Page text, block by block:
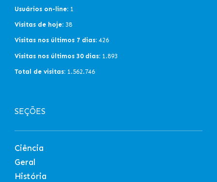
Usuários on-line: 1
Visitas de hoje: 38
Visitas nos últimos 7 dias: 426
Visitas nos últimos 30 dias: 1.893
Total de visitas: 1.562.746
SEÇÕES
Ciência
Geral
História